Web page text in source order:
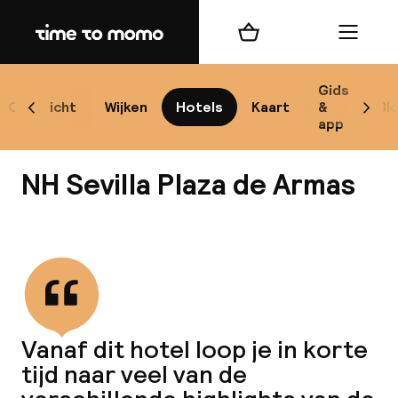
Home
Overzicht Wijken Hotels Kaart
Gids
&
app
Scroll naar links
Winkelmand Menu
NH Sevilla Plaza de Armas
Vanaf dit hotel loop je in korte
tijd naar veel van de